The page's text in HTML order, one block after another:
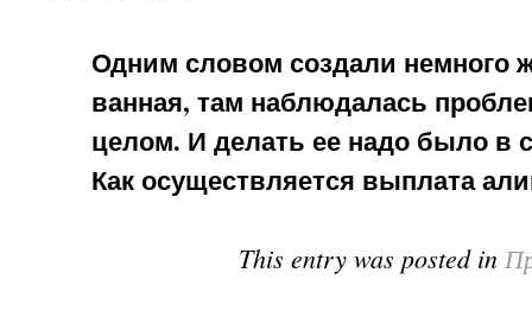
Одним словом создали немного
ванная, там наблюдалась
целом. И делать ее надо было в
Как осуществляется выплата
This entry was posted in